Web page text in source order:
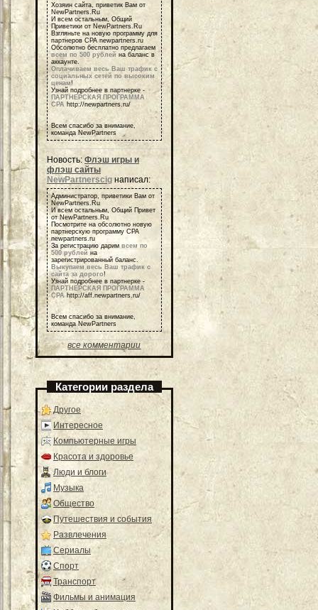
Хозяин сайта, приветик Вам от
NewPartners.Ru
И всем остальным, Общий
Приветики от NewPartners.Ru
Взгляньте на новую программу для
партнеров СРА newpartners.ru
Обсолютно бесплатно предлагаем
всем по 500 рублей на баланс в
аккаунте.
Оплачиваем весь Ваш трафик с
социальных сетей по высоким
ценам!
Узнай подробнее в партнерке -
ПАРТНЕРСКАЯ ПРОГРАММА
СРА http://newpartners.ru/
Всем спасибо за внимание,
команда NewPartners
Новость: Флэш игры и
флэш сайты
NewPartnerscig написал:
Администратор, приветики Вам от
NewPartners.Ru
И всем остальным, Общий Привет
от NewPartners.Ru
Посмотрите на обсолютно новую
партнерскую программу СРА
newpartners.ru
За регистрацию дарим всем по
500 рублей на
зарегистрированный баланс.
Выкупаем весь Ваш трафик с
сайта за дорого!
Узнай подробнее в партнерке -
ПАРТНЕРСКАЯ ПРОГРАММА
СРАhttp://aff.newpartners.ru/
Всем спасибо за внимание,
команда NewPartners
все комментарии
Категории раздела
Другое
Интересное
Компьютерные игры
Красота и здоровье
Люди и блоги
Музыка
Общество
Путешествия и события
Развлечения
Сериалы
Спорт
Транспорт
Фильмы и анимация